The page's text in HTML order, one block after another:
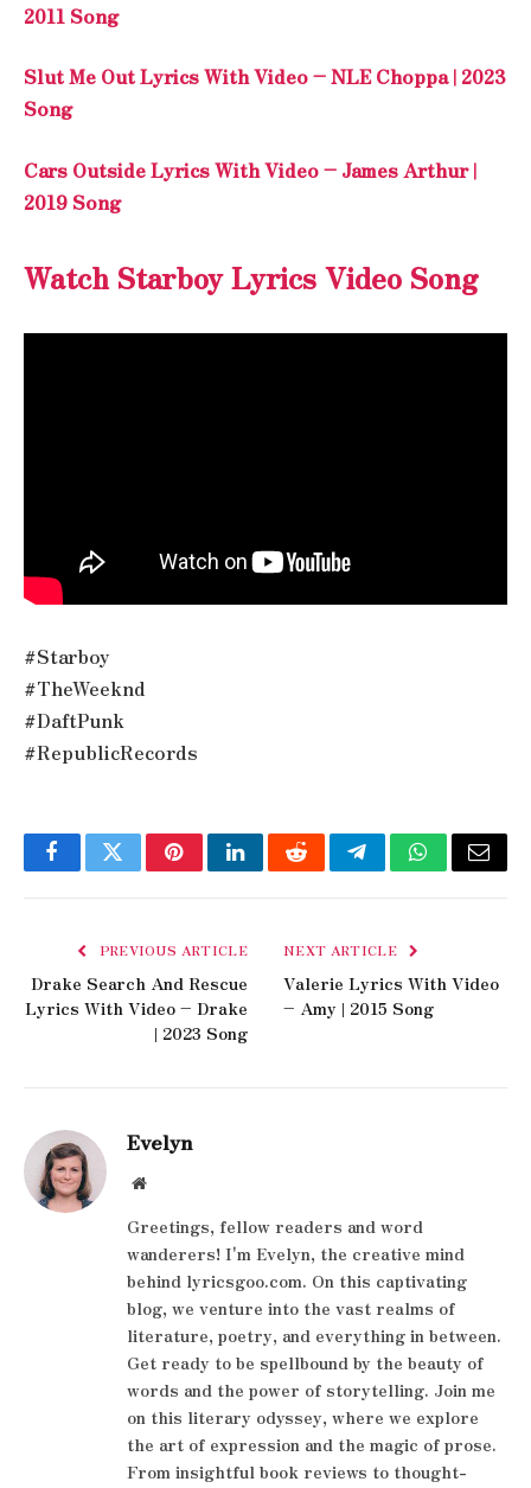
2011 Song
Slut Me Out Lyrics With Video – NLE Choppa | 2023
Song
Cars Outside Lyrics With Video – James Arthur |
2019 Song
Watch Starboy Lyrics Video Song
#Starboy
#TheWeeknd
#DaftPunk
#RepublicRecords
FacebookTwitterPinterestLinkedInRedditTelegramWhatsApp
Email
PREVIOUS ARTICLE
Drake Search And Rescue
Lyrics With Video – Drake
| 2023 Song
NEXT ARTICLE
Valerie Lyrics With Video
– Amy | 2015 Song
Evelyn
Website
Greetings, fellow readers and word
wanderers! I'm Evelyn, the creative mind
behind lyricsgoo.com. On this captivating
blog, we venture into the vast realms of
literature, poetry, and everything in between.
Get ready to be spellbound by the beauty of
words and the power of storytelling. Join me
on this literary odyssey, where we explore
the art of expression and the magic of prose.
From insightful book reviews to thought-